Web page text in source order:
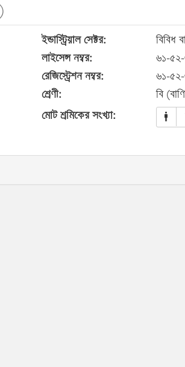
ইন্ডাস্ট্রিয়াল সেক্টর:
বিবিধ
লাইসেন্স নম্বর:
৬১-
রেজিস্ট্রেশন নম্বর:
৬১-
শ্রেণী:
বি
মোট শ্রমিকের সংখ্যা: